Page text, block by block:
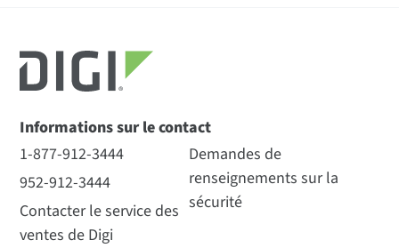
Informations sur le contact
1-877-912-3444
952-912-3444
Contacter le service des
ventes de Digi
Demandes de
renseignements sur la
sécurité